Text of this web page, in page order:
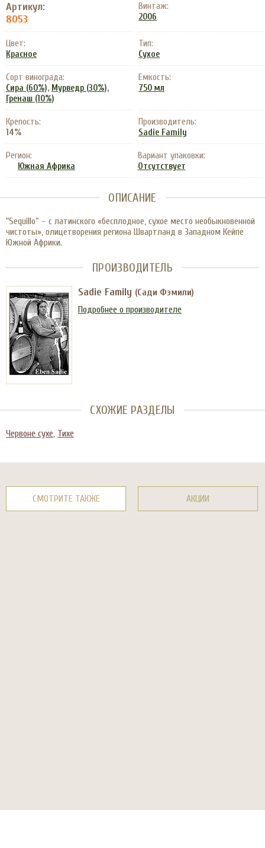
Артикул:
8053
Винтаж:
2006
Цвет:
Красное
Тип:
Сухое
Сорт винограда:
Сира (60%), Мурведр (30%),
Гренаш (10%)
Емкость:
750 мл
Крепость:
14%
Производитель:
Sadie Family
Регион:
Южная Африка
Вариант упаковки:
Отсутствует
ОПИСАНИЕ
“Sequillo” – с латинского «бесплодное, сухое место необыкновенной
чистоты», олицетворения региона Швартланд в Западном Кейпе
Южной Африки.
ПРОИЗВОДИТЕЛЬ
Sadie Family (Сади Фэмили)
Подробнее о производителе
СХОЖИЕ РАЗДЕЛЫ
Червоне сухе, Тихе
СМОТРИТЕ ТАКЖЕ АКЦИИ